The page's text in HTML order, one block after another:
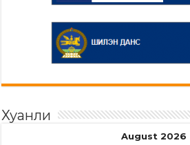
Хуанли
August 2026